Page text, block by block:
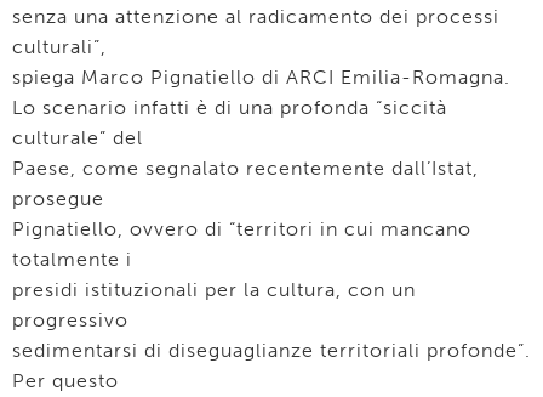
senza una attenzione al radicamento dei processi
culturali”,
spiega Marco Pignatiello di ARCI Emilia-Romagna.
Lo scenario infatti è di una profonda “siccità
culturale” del
Paese, come segnalato recentemente dall’Istat,
prosegue
Pignatiello, ovvero di “territori in cui mancano
totalmente i
presidi istituzionali per la cultura, con un
progressivo
sedimentarsi di diseguaglianze territoriali profonde”.
Per questo